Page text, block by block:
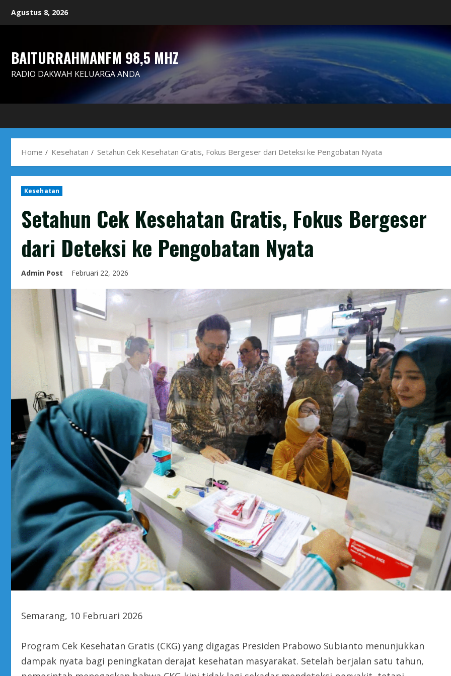
Agustus 8, 2026
BAITURRAHMANFM 98,5 MHZ
RADIO DAKWAH KELUARGA ANDA
Home Kesehatan Setahun Cek Kesehatan Gratis, Fokus Bergeser dari Deteksi ke Pengobatan Nyata
Kesehatan
Setahun Cek Kesehatan Gratis, Fokus Bergeser
dari Deteksi ke Pengobatan Nyata
Admin Post Februari 22, 2026
Semarang, 10 Februari 2026
Program Cek Kesehatan Gratis (CKG) yang digagas Presiden Prabowo Subianto menunjukkan
dampak nyata bagi peningkatan derajat kesehatan masyarakat. Setelah berjalan satu tahun,